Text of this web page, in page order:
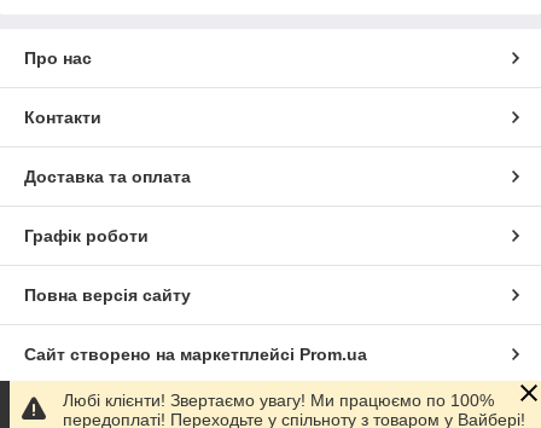
Про нас
Контакти
Доставка та оплата
Графік роботи
Повна версія сайту
Сайт створено на маркетплейсі Prom.ua
Політика конфіденційності
Любі клієнти! Звертаємо увагу! Ми працюємо по 100%
передоплаті! Переходьте у спільноту з товаром у Вайбері!